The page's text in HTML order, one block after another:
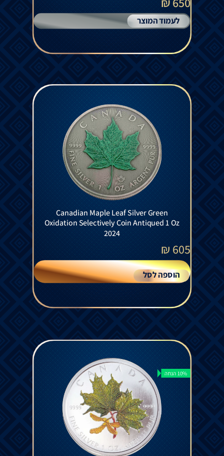
לעמוד המוצר
Canadian Maple Leaf Silver Green
Oxidation Selectively Coin Antiqued 1 Oz
2024
605
₪
הוספה לסל
10% הנחה